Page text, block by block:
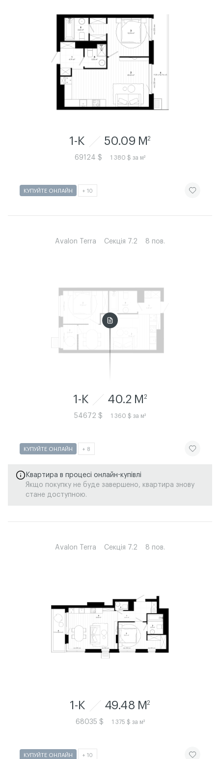
1-К 50.09 M2
69124 $ 1 380 $ за м²
КУПУЙТЕ ОНЛАЙН + 10 ЧИТАТИ
Avalon Terra Секція 7.2 8 пов.
1-К 40.2 M 2
54672 $ 1 360 $ за м²
КУПУЙТЕ ОНЛАЙН + 8 ЧИТАТИ
Квартира в процесі онлайн-купівлі
Якщо покупку не буде завершено, квартира знову
стане доступною.
Avalon Terra Секція 7.2 8 пов.
1-К 49.48 M2
68035 $ 1 375 $ за м²
КУПУЙТЕ ОНЛАЙН + 10 ЧИТАТИ